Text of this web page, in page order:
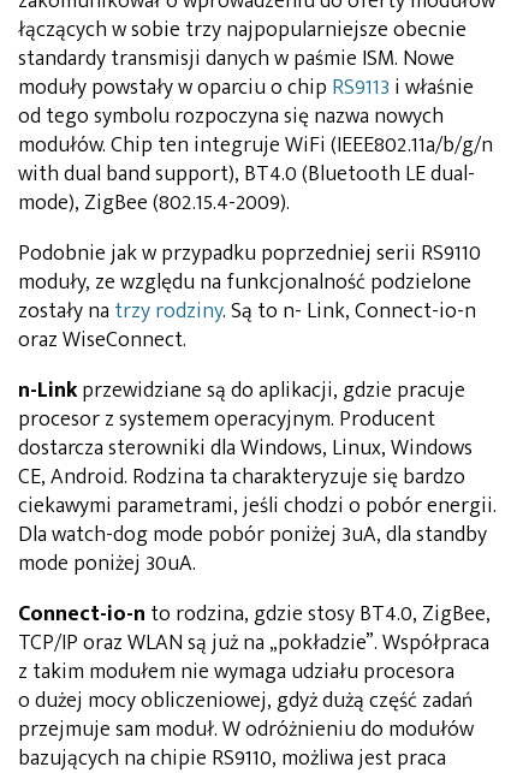
łączących w sobie trzy najpopularniejsze obecnie
standardy transmisji danych w paśmie ISM. Nowe
moduły powstały w oparciu o chip RS9113 i właśnie
od tego symbolu rozpoczyna się nazwa nowych
modułów. Chip ten integruje WiFi (IEEE802.11a/b/g/n
with dual band support), BT4.0 (Bluetooth LE dual-
mode), ZigBee (802.15.4-2009).
Podobnie jak w przypadku poprzedniej serii RS9110
moduły, ze względu na funkcjonalność podzielone
zostały na trzy rodziny. Są to n- Link, Connect-io-n
oraz WiseConnect.
n-Linkprzewidziane są do aplikacji, gdzie pracuje
procesor z systemem operacyjnym. Producent
dostarcza sterowniki dla Windows, Linux, Windows
CE, Android. Rodzina ta charakteryzuje się bardzo
ciekawymi parametrami, jeśli chodzi o pobór energii.
Dla watch-dog mode pobór poniżej 3uA, dla standby
mode poniżej 30uA.
Connect-io-n to rodzina, gdzie stosy BT4.0, ZigBee,
TCP/IP oraz WLAN są już na „pokładzie”. Współpraca
z takim modułem nie wymaga udziału procesora
o dużej mocy obliczeniowej, gdyż dużą część zadań
przejmuje sam moduł. W odróżnieniu do modułów
bazujących na chipie RS9110, możliwa jest praca